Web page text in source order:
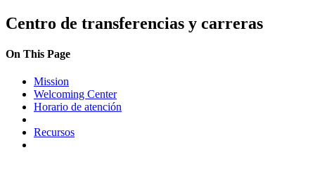
Skip
to
Centro de transferencias y carreras
On This Page
Mission
Welcoming Center
Horario de atención
Recursos